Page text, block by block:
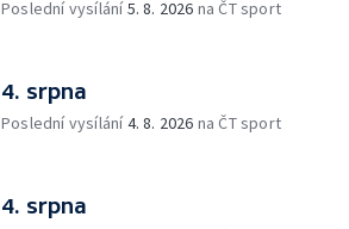
Poslední vysílání5. 8. 2026 na ČT sport
4. srpna
Poslední vysílání4. 8. 2026 na ČT sport
4. srpna